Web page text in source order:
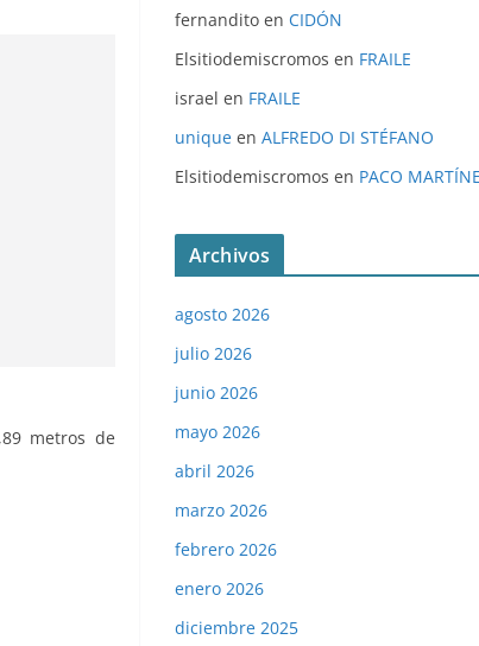
metros de
fernandito en CIDÓN
Elsitiodemiscromos en FRAILE
israel en FRAILE
unique en ALFREDO DI STÉFANO
Elsitiodemiscromos en PACO
Archivos
agosto 2026
julio 2026
junio 2026
mayo 2026
abril 2026
marzo 2026
febrero 2026
enero 2026
diciembre 2025